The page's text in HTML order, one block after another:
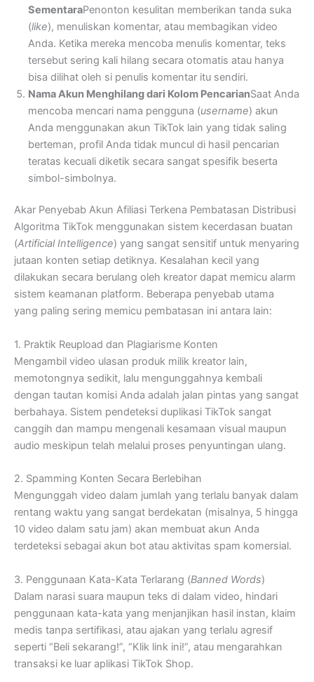
SementaraPenonton kesulitan memberikan tanda suka
(like), menuliskan komentar, atau membagikan video
Anda. Ketika mereka mencoba menulis komentar, teks
tersebut sering kali hilang secara otomatis atau hanya
bisa dilihat oleh si penulis komentar itu sendiri.
Nama Akun Menghilang dari Kolom PencarianSaat Anda
mencoba mencari nama pengguna (username) akun
Anda menggunakan akun TikTok lain yang tidak saling
berteman, profil Anda tidak muncul di hasil pencarian
teratas kecuali diketik secara sangat spesifik beserta
simbol-simbolnya.
Akar Penyebab Akun Afiliasi Terkena Pembatasan Distribusi
Algoritma TikTok menggunakan sistem kecerdasan buatan
(Artificial Intelligence) yang sangat sensitif untuk menyaring
jutaan konten setiap detiknya. Kesalahan kecil yang
dilakukan secara berulang oleh kreator dapat memicu alarm
sistem keamanan platform. Beberapa penyebab utama
yang paling sering memicu pembatasan ini antara lain:
1. Praktik Reupload dan Plagiarisme Konten
Mengambil video ulasan produk milik kreator lain,
memotongnya sedikit, lalu mengunggahnya kembali
dengan tautan komisi Anda adalah jalan pintas yang sangat
berbahaya. Sistem pendeteksi duplikasi TikTok sangat
canggih dan mampu mengenali kesamaan visual maupun
audio meskipun telah melalui proses penyuntingan ulang.
2. Spamming Konten Secara Berlebihan
Mengunggah video dalam jumlah yang terlalu banyak dalam
rentang waktu yang sangat berdekatan (misalnya, 5 hingga
10 video dalam satu jam) akan membuat akun Anda
terdeteksi sebagai akun bot atau aktivitas spam komersial.
3. Penggunaan Kata-Kata Terlarang (Banned Words)
Dalam narasi suara maupun teks di dalam video, hindari
penggunaan kata-kata yang menjanjikan hasil instan, klaim
medis tanpa sertifikasi, atau ajakan yang terlalu agresif
seperti “Beli sekarang!”, “Klik link ini!”, atau mengarahkan
transaksi ke luar aplikasi TikTok Shop.